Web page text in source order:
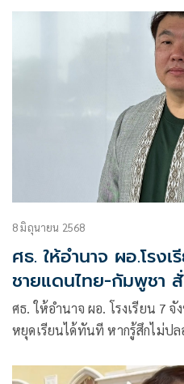
8 มิถุนายน 2568
ศธ. ให้อำนาจ ผอ.โรง
ชายแดนไทย-กัมพูชา
ศธ. ให้อำนาจ ผอ. โรงเรียน 7
หยุดเรียนได้ทันที หากรู้สึกไม่ป